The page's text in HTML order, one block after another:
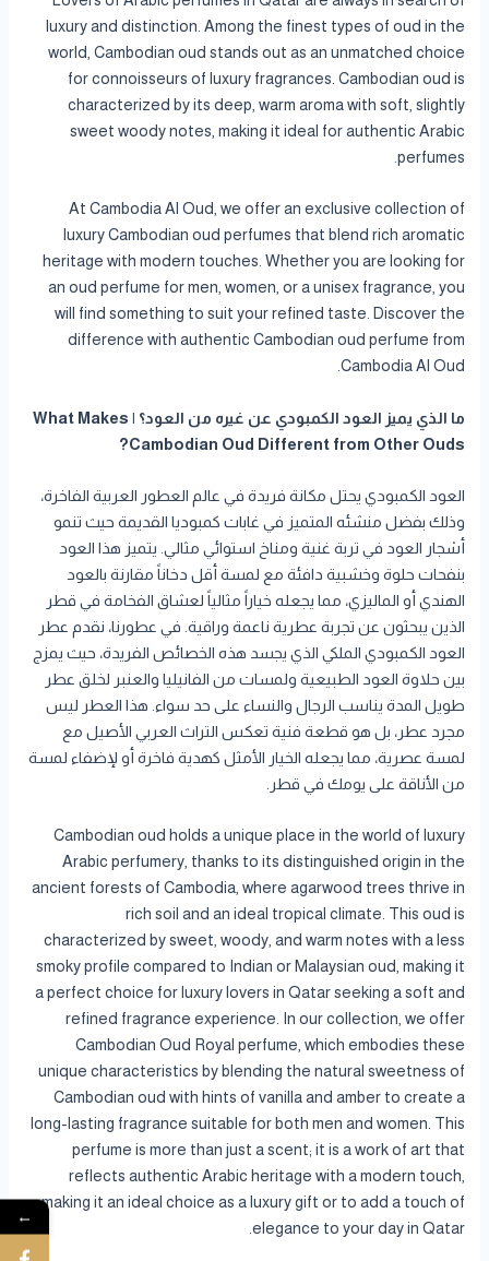
luxury and distinction. Among the finest types of oud in the
world, Cambodian oud stands out as an unmatched choice
for connoisseurs of luxury fragrances. Cambodian oud is
characterized by its deep, warm aroma with soft, slightly
sweet woody notes, making it ideal for authentic Arabic
perfumes.
At Cambodia Al Oud, we offer an exclusive collection of
luxury Cambodian oud perfumes that blend rich aromatic
heritage with modern touches. Whether you are looking for
an oud perfume for men, women, or a unisex fragrance, you
will find something to suit your refined taste. Discover the
difference with authentic Cambodian oud perfume from
Cambodia Al Oud.
ما الذي يميز العود الكمبودي عن غيره من العود؟ | What Makes
Cambodian Oud Different from Other Ouds?
العود الكمبودي يحتل مكانة فريدة في عالم العطور العربية الفاخرة،
وذلك بفضل منشئه المتميز في غابات كمبوديا القديمة حيث تنمو
أشجار العود في تربة غنية ومناخ استوائي مثالي. يتميز هذا العود
بنفحات حلوة وخشبية دافئة مع لمسة أقل دخاناً مقارنة بالعود
الهندي أو الماليزي، مما يجعله خياراً مثالياً لعشاق الفخامة في قطر
الذين يبحثون عن تجربة عطرية ناعمة وراقية. في عطورنا، نقدم عطر
العود الكمبودي الملكي الذي يجسد هذه الخصائص الفريدة، حيث يمزج
بين حلاوة العود الطبيعية ولمسات من الفانيليا والعنبر لخلق عطر
طويل المدة يناسب الرجال والنساء على حد سواء. هذا العطر ليس
مجرد عطر، بل هو قطعة فنية تعكس التراث العربي الأصيل مع
لمسة عصرية، مما يجعله الخيار الأمثل كهدية فاخرة أو لإضفاء لمسة
من الأناقة على يومك في قطر.
Cambodian oud holds a unique place in the world of luxury
Arabic perfumery, thanks to its distinguished origin in the
ancient forests of Cambodia, where agarwood trees thrive in
rich soil and an ideal tropical climate. This oud is
characterized by sweet, woody, and warm notes with a less
smoky profile compared to Indian or Malaysian oud, making it
a perfect choice for luxury lovers in Qatar seeking a soft and
refined fragrance experience. In our collection, we offer
Cambodian Oud Royal perfume, which embodies these
unique characteristics by blending the natural sweetness of
Cambodian oud with hints of vanilla and amber to create a
long-lasting fragrance suitable for both men and women. This
perfume is more than just a scent; it is a work of art that
reflects authentic Arabic heritage with a modern touch,
making it an ideal choice as a luxury gift or to add a touch of
elegance to your day in Qatar.
←